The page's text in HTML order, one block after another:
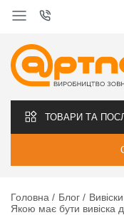
ТОВАРИ ТА
Головна Блог
Якою має бути вивіска